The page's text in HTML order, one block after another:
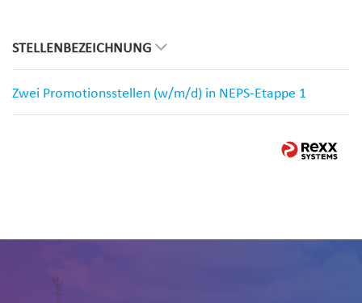
STELLENBEZEICHNUNG
Zwei Promotionsstellen (w/m/d) in NEPS-Etappe 1